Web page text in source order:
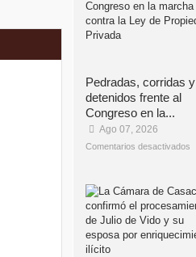
Pedradas, corridas y
detenidos frente al
Congreso en la...
Ago 07, 2026
Comentarios desactivados